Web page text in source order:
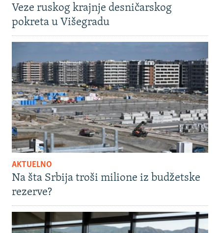
Veze ruskog krajnje desničarskog
pokreta u Višegradu
AKTUELNO
Na šta Srbija troši milione iz budžetske
rezerve?